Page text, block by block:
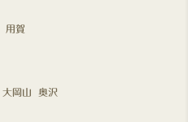
用賀
大岡山 奥沢